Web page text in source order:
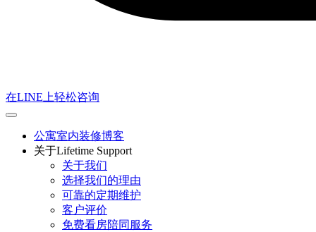
在LINE上轻松咨询
公寓室内装修博客
关于Lifetime Support
关于我们
选择我们的理由
可靠的定期维护
客户评价
免费看房陪同服务